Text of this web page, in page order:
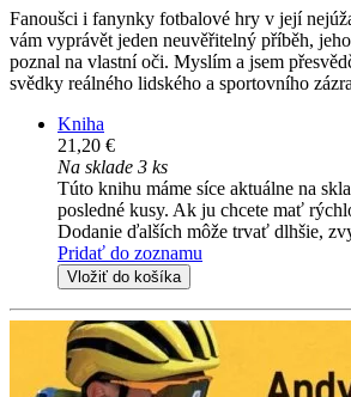
Fanoušci i fanynky fotbalové hry v její
vám vyprávět jeden neuvěřitelný příběh,
poznal na vlastní oči. Myslím a jsem
svědky reálného lidského a sportovního
Kniha
21,20 €
Na sklade 3 ks
Túto knihu máme síce aktuálne na
posledné kusy. Ak ju chcete mať
Dodanie ďalších môže trvať dlhšie,
Pridať do zoznamu
Vložiť do košíka